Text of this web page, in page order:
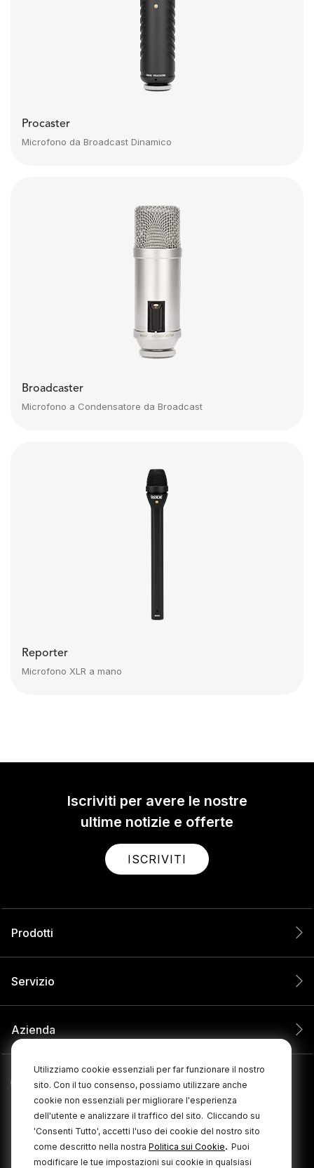
Utilizziamo cookie essenziali per far funzionare il nostro
sito. Con il tuo consenso, possiamo utilizzare anche
cookie non essenziali per migliorare l'esperienza
dell'utente e analizzare il traffico del sito. Cliccando su
'Consenti Tutto', accetti l'uso dei cookie del nostro sito
come descritto nella nostra Politica sui Cookie. Puoi
modificare le tue impostazioni sui cookie in qualsiasi
Procaster
Microfono da Broadcast Dinamico
Broadcaster
Microfono a Condensatore da Broadcast
Reporter
Microfono XLR a mano
Iscriviti per avere le nostre
ultime notizie e offerte
ISCRIVITI
Prodotti
Servizio
Azienda